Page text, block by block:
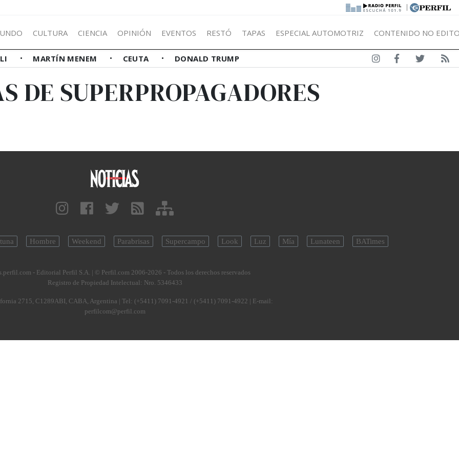
|
CULTURA CIENCIA OPINIÓN EVENTOS RESTÓ TAPAS ESPECIAL AUTOMOTRIZ CONTENIDO NO
MARTÍN MENEM CEUTA DONALD TRUMP
DE SUPERPROPAGADORES
Hombre Weekend Parabrisas Supercampo Look Luz Mía Lunateen BATimes
- Editorial Perfil S.A. | © Perfil.com 2006-2026 - Todos los derechos reservados
Registro de Propiedad Intelectual: Nro. 5346433
2715, C1289ABI, CABA, Argentina | Tel: (+5411) 7091-4921 / (+5411) 7091-4922 | E-mail:
perfilcom@perfil.com